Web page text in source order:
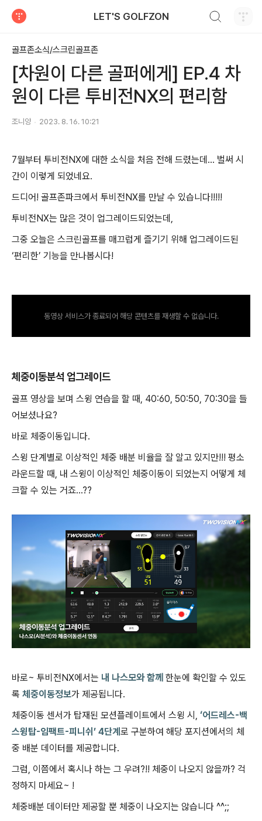
LET'S GOLFZON
골프존소식/스크린골프존
[차원이 다른 골퍼에게] EP.4 차
원이 다른 투비전NX의 편리함
조니양 2023. 8. 16. 10:21
7월부터 투비전NX에 대한 소식을 처음 전해 드렸는데 … 벌써 시
간이 이렇게 되었네요.
드디어! 골프존파크에서 투비전NX를 만날 수 있습니다!!!!!
투비전NX는 많은 것이 업그레이드되었는데 ,
그중 오늘은 스크린골프를 매끄럽게 즐기기 위해 업그레이드된
‘편리한’ 기능을 만나봅시다!
동영상 서비스가 종료되어 해당 콘텐츠를 재생할 수 없습니다.
체중이동분석 업그레이드
골프 영상을 보며 스윙 연습을 할 때, 40:60, 50:50, 70:30을 들
어보셨나요?
바로 체중이동입니다.
스윙 단계별로 이상적인 체중 배분 비율을 잘 알고 있지만!!! 평소
라운드할 때, 내 스윙이 이상적인 체중이동이 되었는지 어떻게 체
크할 수 있는 거죠…??
바로~ 투비전NX에서는 내 나스모와 함께 한눈에 확인할 수 있도
록 체중이동정보가 제공됩니다.
체중이동 센서가 탑재된 모션플레이트에서 스윙 시 , ‘어드레스-백
스윙탑-임팩트-피니쉬’ 4단계 로 구분하여 해당 포지션에서의 체
중 배분 데이터를 제공합니다.
그럼, 이쯤에서 혹시나 하는 그 우려?!! 체중이 나오지 않을까? 걱
정하지 마세요~ !
체중배분 데이터만 제공할 뿐 체중이 나오지는 않습니다 ^^;;